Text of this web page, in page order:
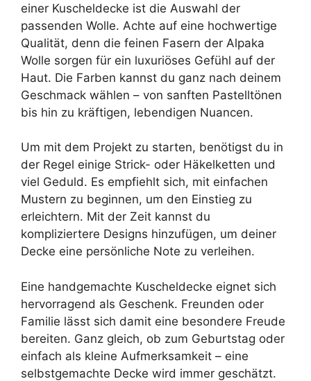
einer Kuscheldecke ist die Auswahl der
passenden Wolle. Achte auf eine hochwertige
Qualität, denn die feinen Fasern der Alpaka
Wolle sorgen für ein luxuriöses Gefühl auf der
Haut. Die Farben kannst du ganz nach deinem
Geschmack wählen – von sanften Pastelltönen
bis hin zu kräftigen, lebendigen Nuancen.
Um mit dem Projekt zu starten, benötigst du in
der Regel einige Strick- oder Häkelketten und
viel Geduld. Es empfiehlt sich, mit einfachen
Mustern zu beginnen, um den Einstieg zu
erleichtern. Mit der Zeit kannst du
kompliziertere Designs hinzufügen, um deiner
Decke eine persönliche Note zu verleihen.
Eine handgemachte Kuscheldecke eignet sich
hervorragend als Geschenk. Freunden oder
Familie lässt sich damit eine besondere Freude
bereiten. Ganz gleich, ob zum Geburtstag oder
einfach als kleine Aufmerksamkeit – eine
selbstgemachte Decke wird immer geschätzt.